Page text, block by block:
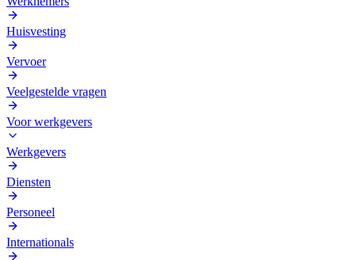
Huisvesting
Vervoer
Veelgestelde vragen
Voor werkgevers
Werkgevers
Diensten
Personeel
Internationals